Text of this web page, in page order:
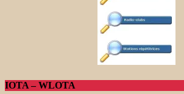
IOTA – WLOTA